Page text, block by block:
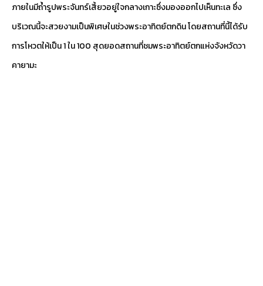
ภายในมีถ้ำรูปพระจันทร์เสี้ยวอยู่ใจกลางเกาะซึ่งมองออกไปเห็นทะเล ซึ่ง
บริเวณนี้จะสวยงามเป็นพิเศษในช่วงพระอาทิตย์ตกดิน โดยสถานที่นี้ได้รับ
การโหวตให้เป็น 1 ใน 100 สุดยอดสถานที่ชมพระอาทิตย์ตกแห่งจังหวัดวา
คายามะ